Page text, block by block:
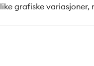
grafiske